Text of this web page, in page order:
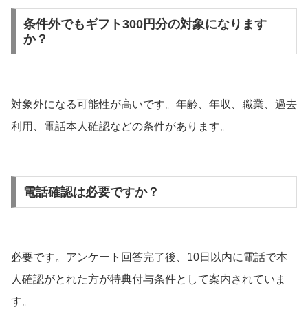
条件外でもギフト300円分の対象になります
か？
対象外になる可能性が高いです。年齢、年収、職業、過去
利用、電話本人確認などの条件があります。
電話確認は必要ですか？
必要です。アンケート回答完了後、10日以内に電話で本
人確認がとれた方が特典付与条件として案内されていま
す。